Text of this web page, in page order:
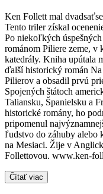
Ken Follett mal
Tento triler získal
Po niekoľkých
románom Piliere zeme, v
katedrály. Kniha upútala
ďalší historický román
Pilierov a obsadil prvú
Spojených štátoch
Taliansku, Španielsku a
historické romány, ho
pripomenul
ľudstvo do záhuby alebo
na Mesiaci. Žije v
Follettovou. www.ken-
Čítať viac